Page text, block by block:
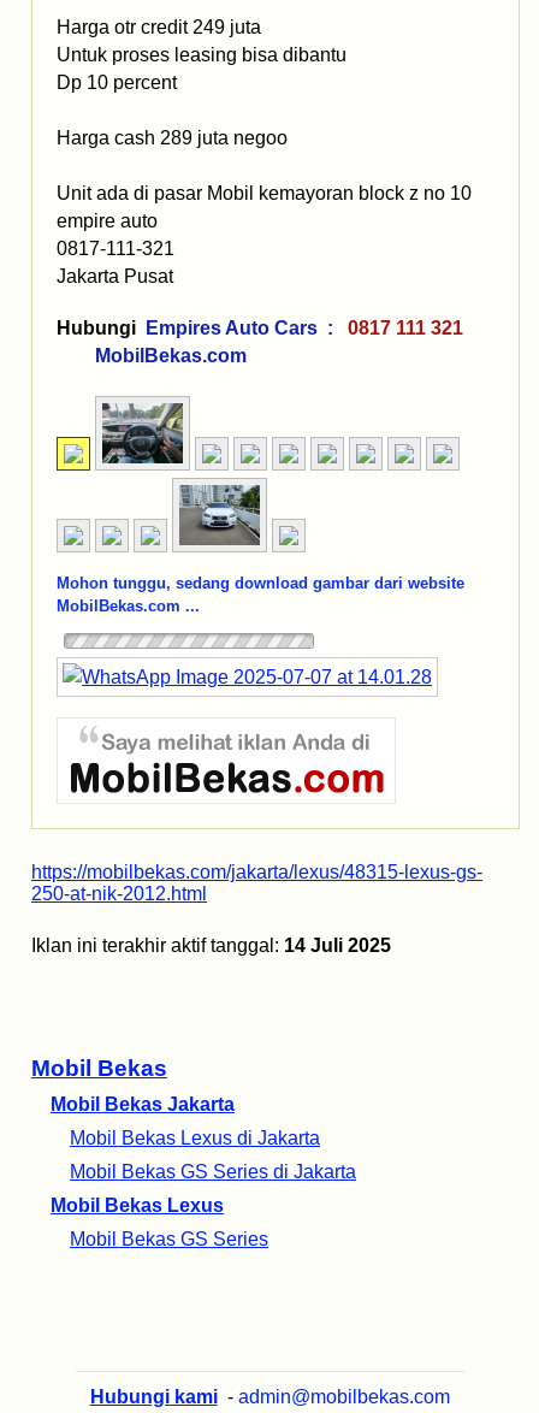
Mobil Bekas
Mobil Bekas Jakarta
Mobil Bekas Lexus di Jakarta
Mobil Bekas GS Series di Jakarta
Mobil Bekas Lexus
Mobil Bekas GS Series
Harga otr credit 249 juta
Untuk proses leasing bisa dibantu
Dp 10 percent
Harga cash 289 juta negoo
Unit ada di pasar Mobil kemayoran block z no 10
empire auto
0817-111-321
Jakarta Pusat
Hubungi Empires Auto Cars :
0817 111 321
MobilBekas.com
Mohon tunggu, sedang download gambar dari website
MobilBekas.com ...
https://mobilbekas.com/jakarta/lexus/48315-lexus-gs-
250-at-nik-2012.html
Iklan ini terakhir aktif tanggal: 14 Juli 2025
Hubungi kami - admin@mobilbekas.com